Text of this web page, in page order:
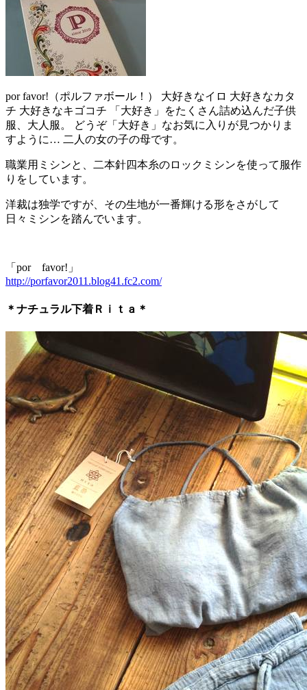
por favor!（ポルファボール！） 大好きなイロ 大好きなカタ
チ 大好きなキゴコチ 「大好き」をたくさん詰め込んだ子供
服、大人服。 どうぞ「大好き」なお気に入りが見つかりま
すように… 二人の女の子の母です。
職業用ミシンと、二本針四本糸のロックミシンを使って服作
りをしています。
洋裁は独学ですが、その生地が一番輝ける形をさがして
日々ミシンを踏んでいます。
「por favor!」
http://porfavor2011.blog41.fc2.com/
＊ナチュラル下着Ｒｉｔａ＊